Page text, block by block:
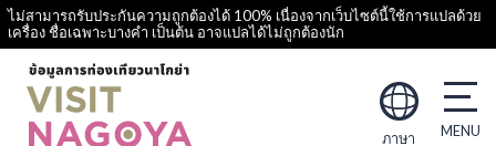
ไม่สามารถรับประกันความถูกต้องได้ 100% เนื่องจากเว็บไซต์นี้ใช้การแปลด้วย
เครื่อง ชื่อเฉพาะบางคำ เป็นต้น อาจแปลได้ไม่ถูกต้องนัก
ภาษา